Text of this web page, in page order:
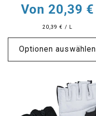
Normaler
Von 20,39 €
20,39 € / L
Optionen auswählen